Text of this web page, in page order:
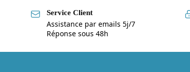
Service Client
Assistance par emails 5j/7
Réponse sous 48h